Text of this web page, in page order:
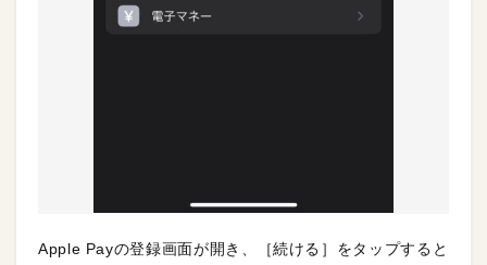
Apple Payの登録画面が開き、［続ける］をタップすると